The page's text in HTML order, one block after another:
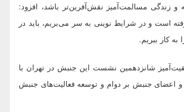
و زندگی مسالمت‌آمیز نقش‌آفرین‌تر باشد، افزود:
است و در شرایط نوینی به سر می‌بریم، باید در
کار ببریم.
شانزدهمین نشست این جنبش در تهران با
اعضای جنبش بر دوام و توسعه فعالیت‌های جنبش